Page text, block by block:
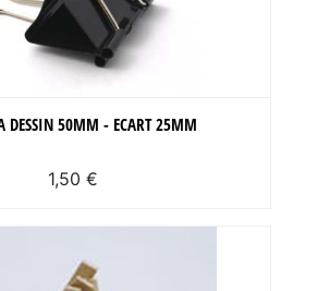
DESSIN 50MM - ECART 25MM
1,50 €